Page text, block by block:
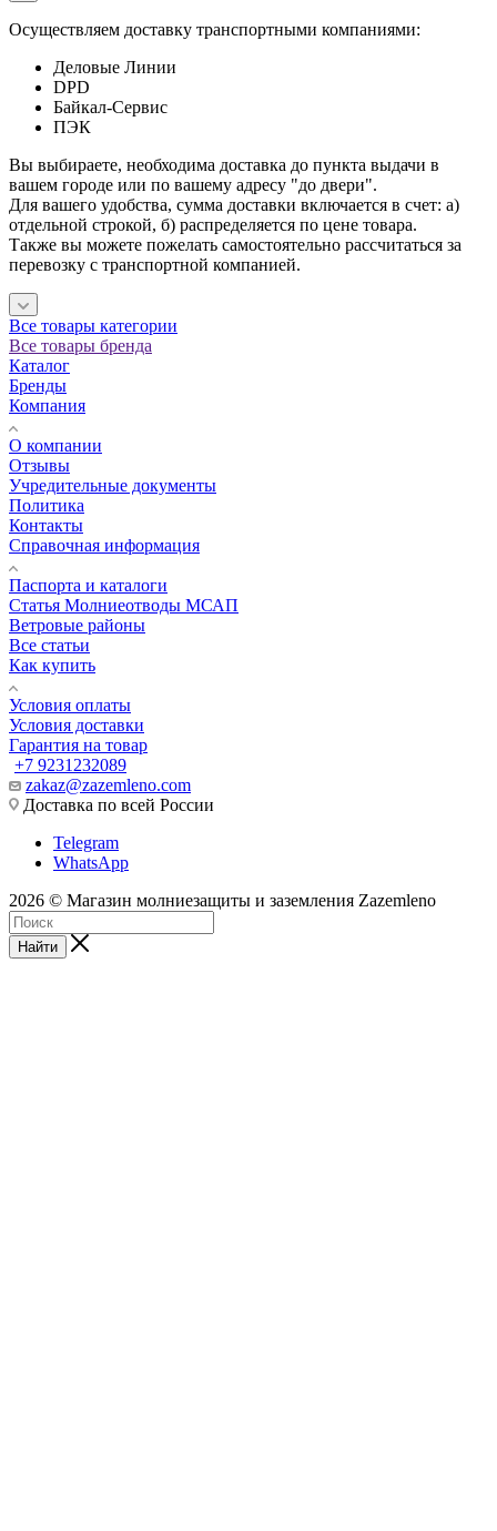
Осуществляем доставку транспортными компаниями:
Деловые Линии
DPD
Байкал-Сервис
ПЭК
Вы выбираете, необходима доставка до пункта выдачи в
вашем городе или по вашему адресу "до двери".
Для вашего удобства, сумма доставки включается в счет: а)
отдельной строкой, б) распределяется по цене товара.
Также вы можете пожелать самостоятельно рассчитаться за
перевозку с транспортной компанией.
Все товары категории
Все товары бренда
Каталог
Бренды
Компания
О компании
Отзывы
Учредительные документы
Политика
Контакты
Справочная информация
Паспорта и каталоги
Статья Молниеотводы МСАП
Ветровые районы
Все статьи
Как купить
Условия оплаты
Условия доставки
Гарантия на товар
+7 9231232089
zakaz@zazemleno.com
Доставка по всей России
Telegram
WhatsApp
2026 © Магазин молниезащиты и заземления Zazemleno
Найти